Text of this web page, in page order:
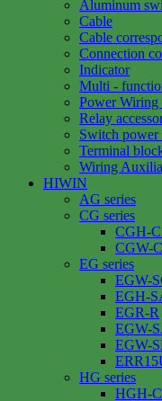
Aluminum
Cable
Cable
Connection
Indicator
Multi -
Power Wiring
Relay
Switch power
Terminal
Wiring
HIWIN
AG series
CG series
CGH-
CGW-
EG series
EGW-
EGH-
EGR-R
EGW-
EGW-
HG series
HGH-